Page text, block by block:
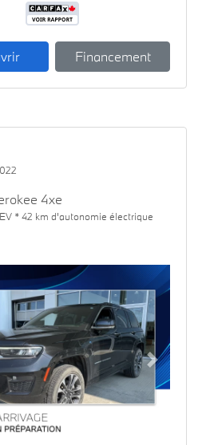
Financement
4xe
* 42 km d'autonomie électrique
Next